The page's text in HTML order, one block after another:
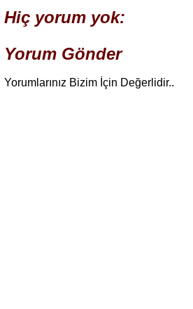
Hiç yorum yok:
Yorum Gönder
Yorumlarınız Bizim İçin Değerlidir..